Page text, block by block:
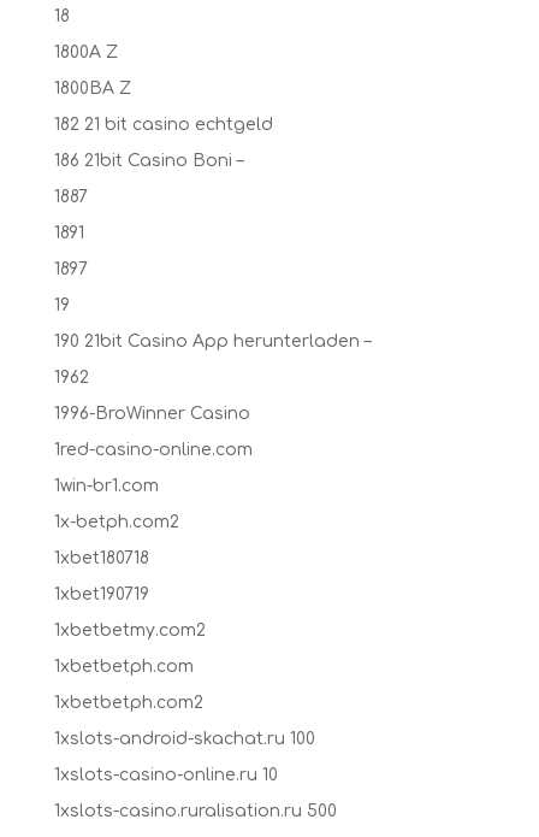
18
1800A Z
1800BA Z
182 21 bit casino echtgeld
186 21bit Casino Boni –
1887
1891
1897
19
190 21bit Casino App herunterladen –
1962
1996-BroWinner Casino
1red-casino-online.com
1win-br1.com
1x-betph.com2
1xbet180718
1xbet190719
1xbetbetmy.com2
1xbetbetph.com
1xbetbetph.com2
1xslots-android-skachat.ru 100
1xslots-casino-online.ru 10
1xslots-casino.ruralisation.ru 500